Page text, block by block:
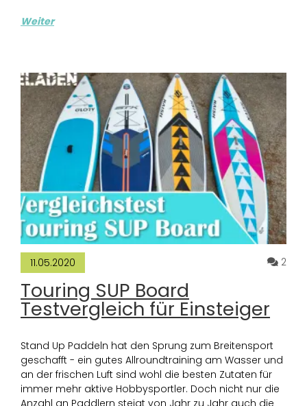
Weiter
11.05.2020 2
Touring SUP Board
Testvergleich für Einsteiger
Stand Up Paddeln hat den Sprung zum Breitensport
geschafft - ein gutes Allroundtraining am Wasser und
an der frischen Luft sind wohl die besten Zutaten für
immer mehr aktive Hobbysportler. Doch nicht nur die